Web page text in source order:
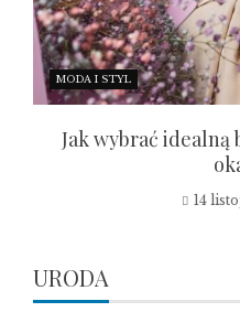
MODA I STYL
Jak wybrać
14
URODA